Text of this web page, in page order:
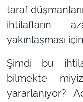
taraf
ihtilafların
yakınlaşması
Şimdi bu
bilmekte
yararlanıyor?